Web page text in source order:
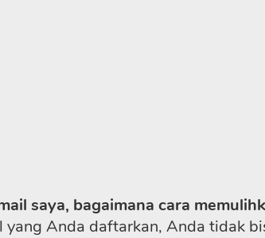
saya, bagaimana cara
Anda daftarkan, Anda tidak